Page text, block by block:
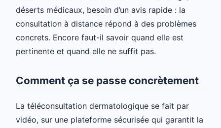
déserts médicaux, besoin d’un avis rapide : la
consultation à distance répond à des problèmes
concrets. Encore faut-il savoir quand elle est
pertinente et quand elle ne suffit pas.
Comment ça se passe concrètement
La téléconsultation dermatologique se fait par
vidéo, sur une plateforme sécurisée qui garantit la